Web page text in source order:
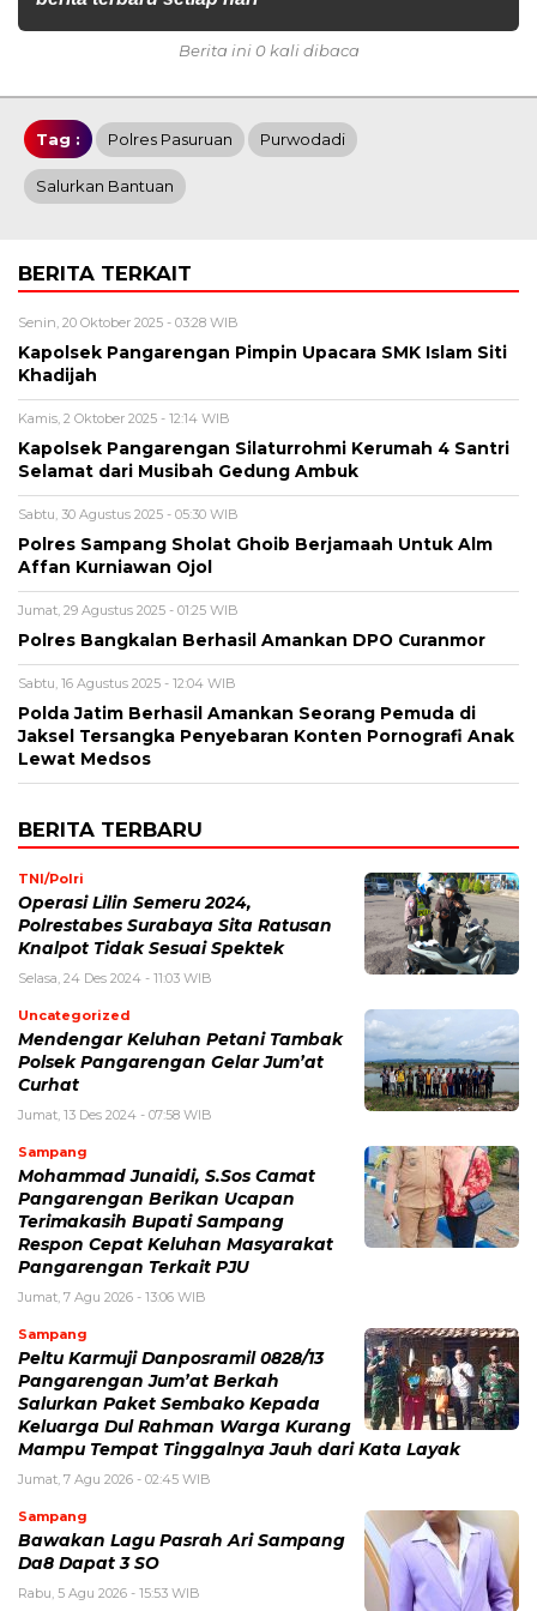
Berita ini 0 kali dibaca
Tag : Polres Pasuruan Purwodadi
Salurkan Bantuan
BERITA TERKAIT
Senin, 20 Oktober 2025 - 03:28 WIB
Kapolsek Pangarengan Pimpin Upacara SMK Islam Siti
Khadijah
Kamis, 2 Oktober 2025 - 12:14 WIB
Kapolsek Pangarengan Silaturrohmi Kerumah 4 Santri
Selamat dari Musibah Gedung Ambuk
Sabtu, 30 Agustus 2025 - 05:30 WIB
Polres Sampang Sholat Ghoib Berjamaah Untuk Alm
Affan Kurniawan Ojol
Jumat, 29 Agustus 2025 - 01:25 WIB
Polres Bangkalan Berhasil Amankan DPO Curanmor
Sabtu, 16 Agustus 2025 - 12:04 WIB
Polda Jatim Berhasil Amankan Seorang Pemuda di
Jaksel Tersangka Penyebaran Konten Pornografi Anak
Lewat Medsos
BERITA TERBARU
TNI/Polri
Operasi Lilin Semeru 2024,
Polrestabes Surabaya Sita Ratusan
Knalpot Tidak Sesuai Spektek
Selasa, 24 Des 2024 - 11:03 WIB
Uncategorized
Mendengar Keluhan Petani Tambak
Polsek Pangarengan Gelar Jum’at
Curhat
Jumat, 13 Des 2024 - 07:58 WIB
Sampang
Mohammad Junaidi, S.Sos Camat
Pangarengan Berikan Ucapan
Terimakasih Bupati Sampang
Respon Cepat Keluhan Masyarakat
Pangarengan Terkait PJU
Jumat, 7 Agu 2026 - 13:06 WIB
Sampang
Peltu Karmuji Danposramil 0828/13
Pangarengan Jum’at Berkah
Salurkan Paket Sembako Kepada
Keluarga Dul Rahman Warga Kurang
Mampu Tempat Tinggalnya Jauh dari Kata Layak
Jumat, 7 Agu 2026 - 02:45 WIB
Sampang
Bawakan Lagu Pasrah Ari Sampang
Da8 Dapat 3 SO
Rabu, 5 Agu 2026 - 15:53 WIB